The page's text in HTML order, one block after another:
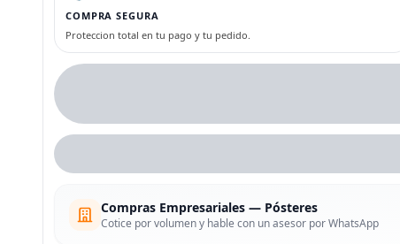
COMPRA SEGURA
Proteccion total en tu pago y tu pedido.
Compras Empresariales — Pósteres
Cotice por volumen y hable con un asesor por WhatsApp